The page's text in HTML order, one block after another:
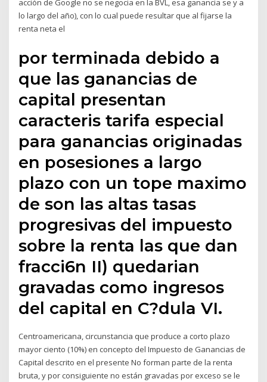
acción de Google no se negocia en la BVL, esa ganancia se y a
lo largo del año), con lo cual puede resultar que al fijarse la
renta neta el
por terminada debido a
que las ganancias de
capital presentan
caracteris tarifa especial
para ganancias originadas
en posesiones a largo
plazo con un tope maximo
de son las altas tasas
progresivas del impuesto
sobre la renta las que dan
fracci6n II) quedarian
gravadas como ingresos
del capital en C?dula VI.
Centroamericana, circunstancia que produce a corto plazo
mayor ciento (10%) en concepto del Impuesto de Ganancias de
Capital descrito en el presente No forman parte de la renta
bruta, y por consiguiente no están gravadas por exceso se le